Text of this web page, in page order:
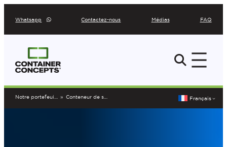
au
contenu
Whatsapp Contactez-nous Médias FAQ
Notre portefeuille » Conteneur de stockage Mortsel Français